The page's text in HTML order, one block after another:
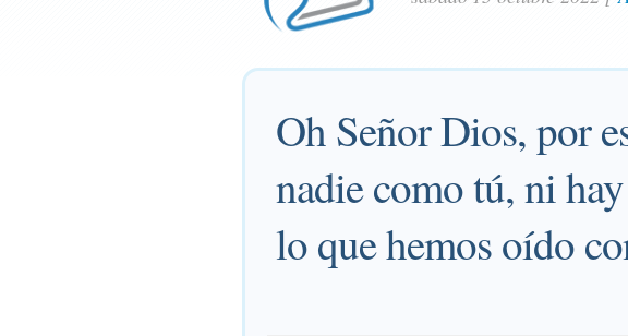
Oh Señor Dios, por
nadie como tú, ni
lo que hemos oído